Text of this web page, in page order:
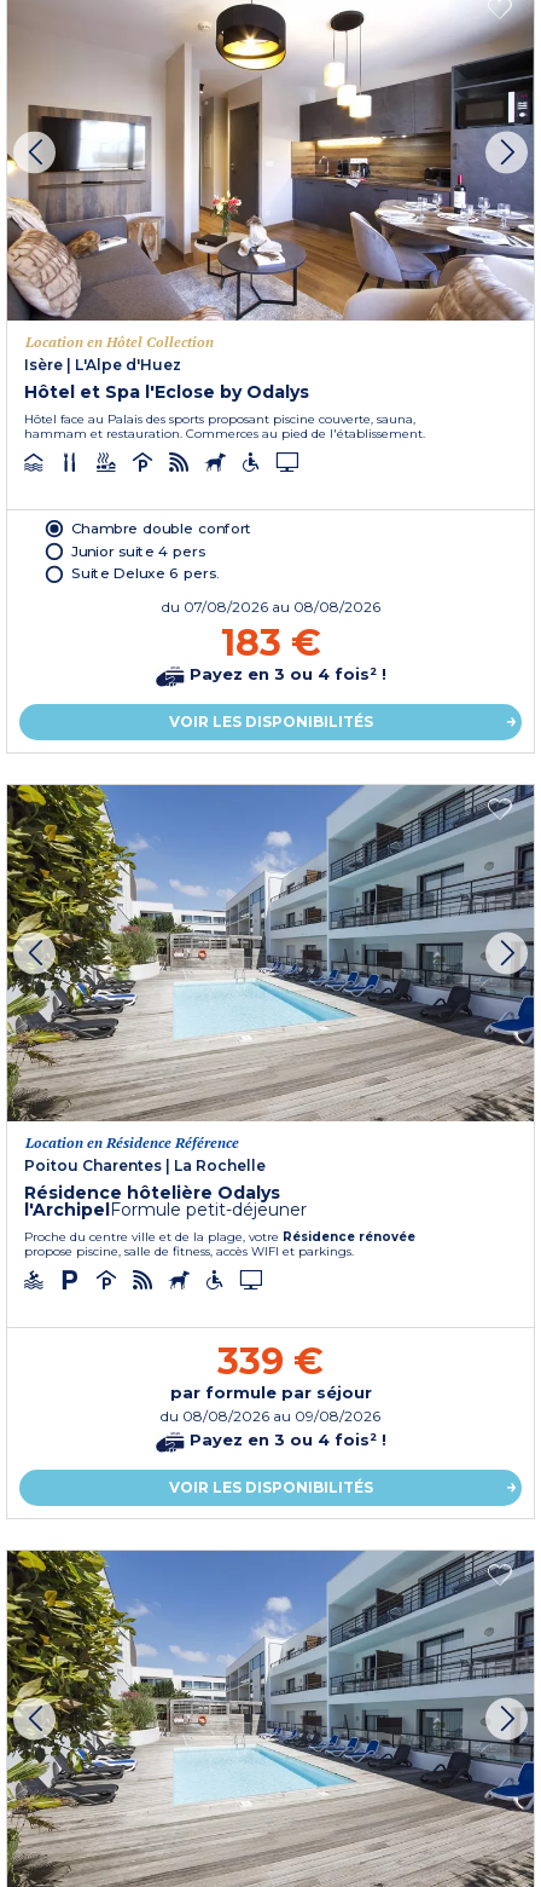
Location en Hôtel Collection
Isère
L'Alpe d'Huez
Hôtel et Spa l'Eclose by Odalys
Hôtel face au Palais des sports proposant piscine couverte, sauna,
hammam et restauration. Commerces au pied de l'établissement.
Chambre double confort
Junior suite 4 pers
Suite Deluxe 6 pers.
du 07/08/2026 au 08/08/2026
183 €
Payez en 3 ou 4 fois² !
VOIR LES DISPONIBILITÉS
Location en Résidence Référence
Poitou Charentes
La Rochelle
Résidence hôtelière Odalys
l'Archipel Formule petit-déjeuner
Proche du centre ville et de la plage, votre Résidence rénovée
propose piscine, salle de fitness, accès WIFI et parkings.
339 €
par formule par séjour
du 08/08/2026 au 09/08/2026
Payez en 3 ou 4 fois² !
VOIR LES DISPONIBILITÉS